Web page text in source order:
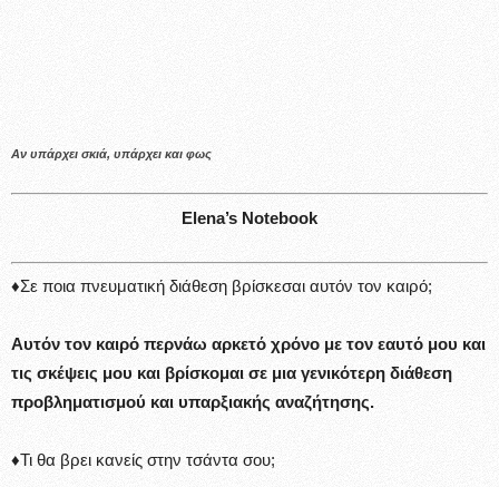
Αν υπάρχει σκιά, υπάρχει και φως
Elena’s Notebook
♦Σε ποια πνευματική διάθεση βρίσκεσαι αυτόν τον καιρό;
Αυτόν τον καιρό περνάω αρκετό χρόνο με τον εαυτό μου και
τις σκέψεις μου και βρίσκομαι σε μια γενικότερη διάθεση
προβληματισμού και υπαρξιακής αναζήτησης.
♦Τι θα βρει κανείς στην τσάντα σου;